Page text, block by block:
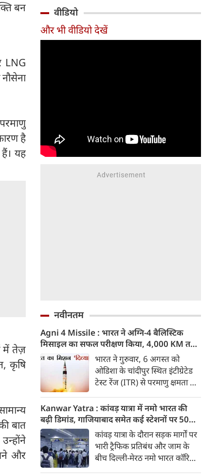
बन
LNG
है
यह
में तेज़
कृषि
बात
और
चेसिस जैसे फीचर्स मिलते हैं।
इथेनॉल मिलाने की कोई योजना नहीं
है।
वीडियो
और भी वीडियो देखें
नवीनतम
Agni 4 Missile : भारत ने अग्नि-4 बैलिस्टिक
मिसाइल का सफल परीक्षण किया, 4,000 KM तक
मारक क्षमता
भारत ने गुरुवार, 6 अगस्त को
ओडिशा के चांदीपुर स्थित इंटीग्रेटेड
टेस्ट रेंज (ITR) से परमाणु क्षमता से
मिसाइल अग्नि-4 का सफल परीक्षण
किया। रक्षा मंत्रालय के मुताबिक, यह
परीक्षण स्ट्रैटेजिक फोर्सेज कमांड
(SFC) और रक्षा अनुसंधान एवं
विकास संगठन (DRDO) की ओर से
किया गया।
Kanwar Yatra : कांवड़ यात्रा में नमो भारत की
बढ़ी डिमांड, गाजियाबाद समेत कई स्टेशनों पर 50%
तक बढ़ी यात्रियों की संख्याकांवड़ यात्रा के दौरान सड़क मार्गों पर
भारी ट्रैफिक प्रतिबंध और जाम के
बीच दिल्ली-मेरठ नमो भारत कॉरिडोर